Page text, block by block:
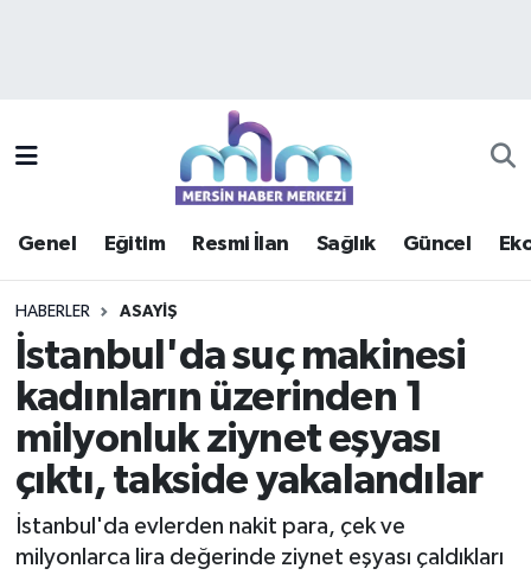
Genel Eğitim Resmi İlan Sağlık Güncel
HABERLER ASAYIŞ
İstanbul'da suç makinesi
kadınların üzerinden 1
milyonluk ziynet eşyası
çıktı, takside yakalandılar
İstanbul'da evlerden nakit para, çek ve
milyonlarca lira değerinde ziynet eşyası çaldıkları
Güncel
Haberde insan
Kültür - Sanat
Mersin Trafik Yoğunluk Haritası
Süper Lig Puan Durumu ve Fikstür
Haber Arşivi